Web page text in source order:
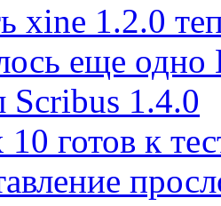
xine 1.2.0
еще одно
1.4.0
готов к